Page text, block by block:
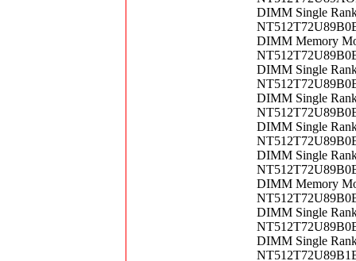
DIMM Single
DIMM Memory
DIMM Single
DIMM Single
DIMM Single
DIMM Single
DIMM Memory
DIMM Single
DIMM Single